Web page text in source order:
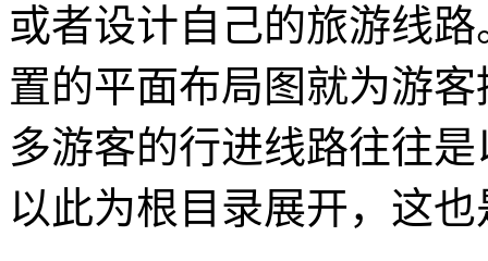
或者设计自己的旅游线
置的平面布局图就为游
多游客的行进线路往往
以此为根目录展开，这